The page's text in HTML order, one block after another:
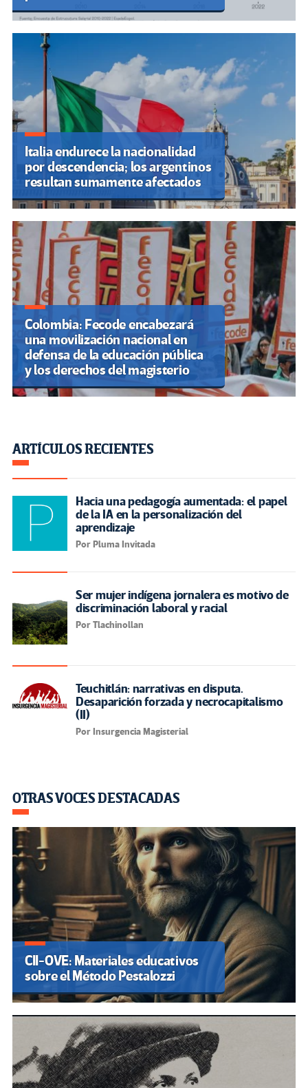
Italia endurece la nacionalidad
por descendencia; los argentinos
resultan sumamente afectados
Colombia: Fecode encabezará
una movilización nacional en
defensa de la educación pública
y los derechos del magisterio
ARTÍCULOS RECIENTES
Hacia una pedagogía aumentada: el papel
de la IA en la personalización del
aprendizaje
Por Pluma Invitada
Ser mujer indígena jornalera es motivo de
discriminación laboral y racial
Por Tlachinollan
Teuchitlán: narrativas en disputa.
Desaparición forzada y necrocapitalismo
(II)
Por Insurgencia Magisterial
OTRAS VOCES DESTACADAS
CII-OVE: Materiales educativos
sobre el Método Pestalozzi